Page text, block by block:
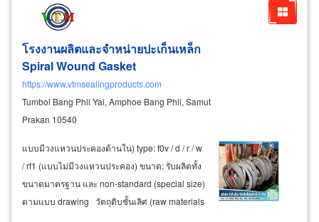
โรงงานผลิตและจำหน่ายปะเก็นเหล็ก
Spiral Wound Gasket
https://www.vtmsealingproducts.com
Tumbol Bang Phli Yai, Amphoe Bang Phli, Samut
Prakan 10540
แบบมีวงแหวนประคองด้านใน) type: f0v / d / r / w
/ rf1 (แบบไม่มีวงแหวนประคอง) ขนาด: รับผลิตทั้ง
ขนาดมาตรฐาน และ non-standard (special size)
ตามแบบ drawing วัตถุดิบชั้นเลิศ (raw materials